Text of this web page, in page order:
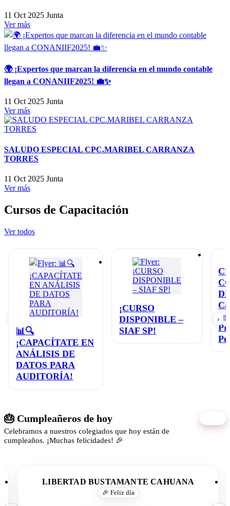
11 Oct 2025 Junta
Ver más
🌍 ¡Expertos que marcan la diferencia en el mundo contable
llegan a CONANIIF2025! 💼✨
11 Oct 2025 Junta
Ver más
SALUDO ESPECIAL CPC.MARIBEL CARRANZA
TORRES
11 Oct 2025 Junta
Ver más
Cursos de Capacitación
Ver todos
📊🔍
¡CAPACÍTATE EN
ANÁLISIS DE
DATOS PARA
AUDITORÍA!
¡CURSO
DISPONIBLE –
SIAF SP!
en
›
🎂 Cumpleañeros de hoy
Celebramos a nuestros colegiados que hoy están de
cumpleaños. ¡Muchas felicidades! 🎉
LIBERTAD BUSTAMANTE CAHUANA
🎉 Feliz día